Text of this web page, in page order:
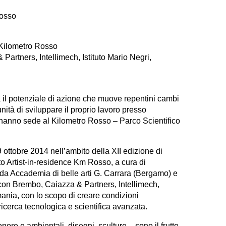
Rosso
Partners, Intellimech, Istituto Mario Negri,
potenziale di azione che muove repentini cambi
di sviluppare il proprio lavoro presso
sede al Kilometro Rosso – Parco Scientifico
2014 nell’ambito della XII edizione di
Artist-in-residence Km Rosso, a cura di
Accademia di belle arti G. Carrara (Bergamo) e
Brembo, Caiazza & Partners, Intellimech,
con lo scopo di creare condizioni
tecnologica e scientifica avanzata.